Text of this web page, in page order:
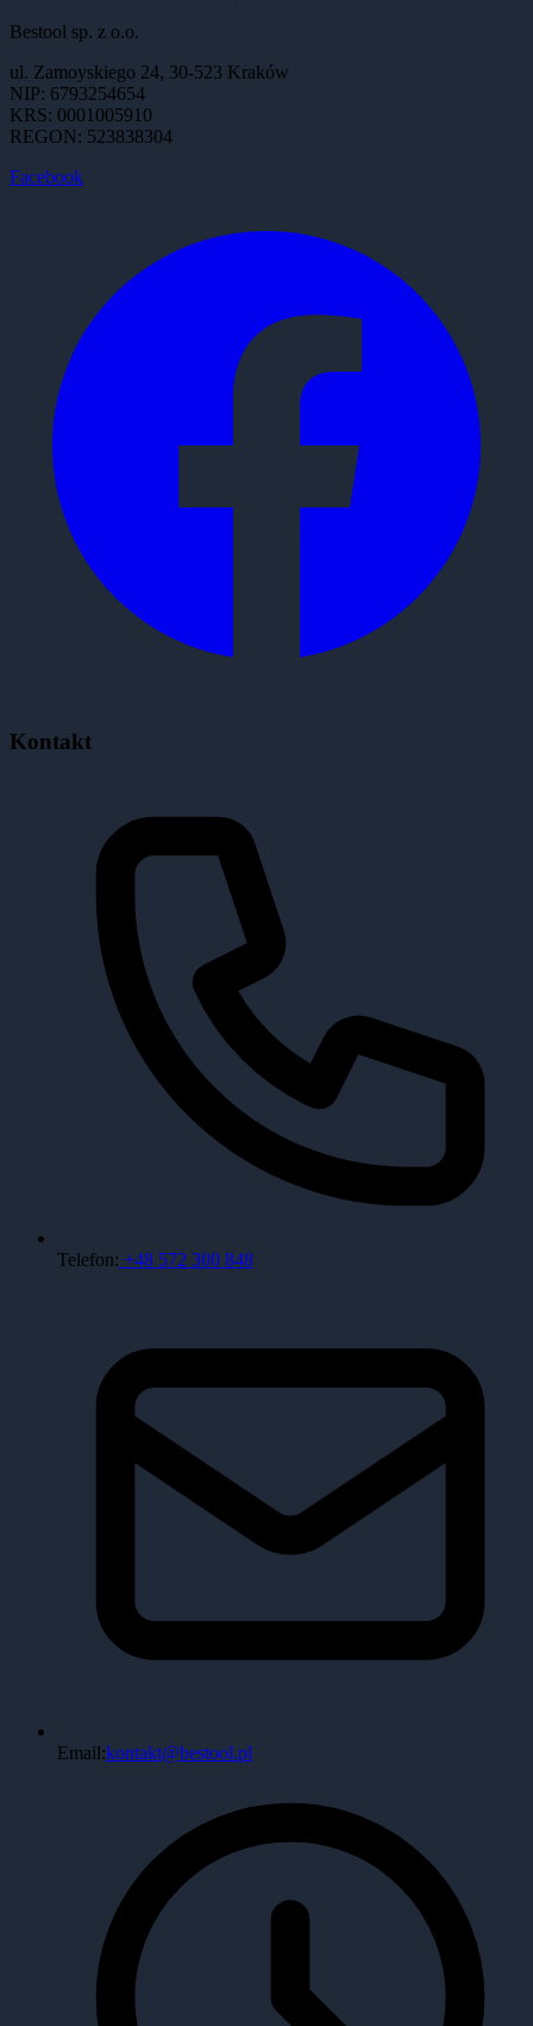
Bestool sp. z o.o.
ul. Zamoyskiego 24, 30-523 Kraków
NIP: 6793254654
KRS: 0001005910
REGON: 523838304
Facebook
Kontakt
Telefon: +48 572 300 848
Email:kontakt@bestool.pl